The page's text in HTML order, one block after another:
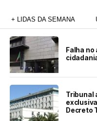
+ LIDAS DA SEMANA
Falha
Tribunal
Decreto